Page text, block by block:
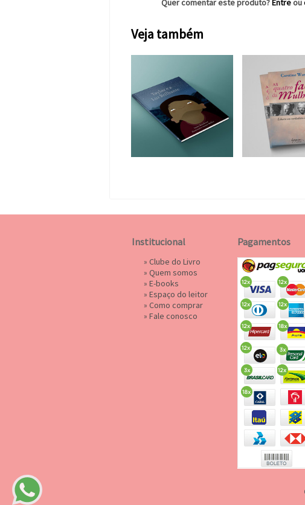
Quer comentar este produto?Entreou
Veja também
Institucional
» Clube do Livro
» Quem somos
» E-books
» Espaço do leitor
» Como comprar
» Fale conosco
Pagamentos